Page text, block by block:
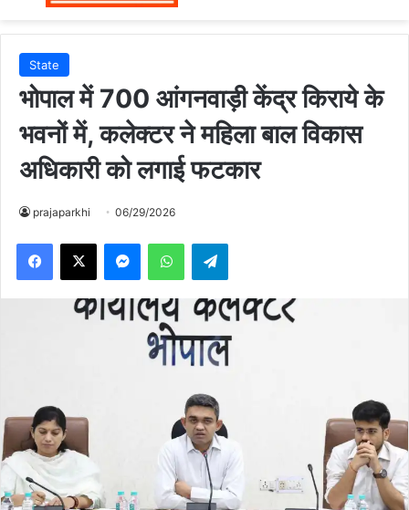
State
भोपाल में 700 आंगनवाड़ी केंद्र किराये के
भवनों में, कलेक्टर ने महिला बाल विकास
अधिकारी को लगाई फटकार
prajaparkhi 06/29/2026
MessengerWhatsAppTelegram